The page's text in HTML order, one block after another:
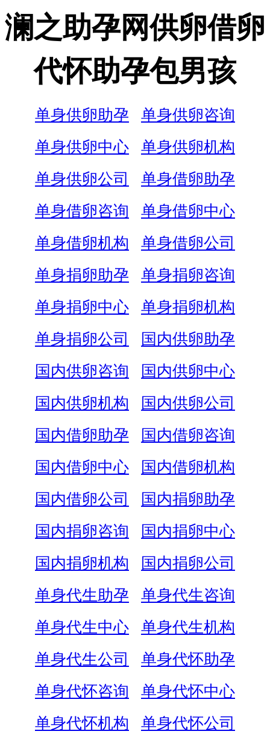
澜之助孕网供卵借卵
代怀助孕包男孩
单身供卵助孕
单身供卵咨询
单身供卵中心
单身供卵机构
单身供卵公司
单身借卵助孕
单身借卵咨询
单身借卵中心
单身借卵机构
单身借卵公司
单身捐卵助孕
单身捐卵咨询
单身捐卵中心
单身捐卵机构
单身捐卵公司
国内供卵助孕
国内供卵咨询
国内供卵中心
国内供卵机构
国内供卵公司
国内借卵助孕
国内借卵咨询
国内借卵中心
国内借卵机构
国内借卵公司
国内捐卵助孕
国内捐卵咨询
国内捐卵中心
国内捐卵机构
国内捐卵公司
单身代生助孕
单身代生咨询
单身代生中心
单身代生机构
单身代生公司
单身代怀助孕
单身代怀咨询
单身代怀中心
单身代怀机构
单身代怀公司